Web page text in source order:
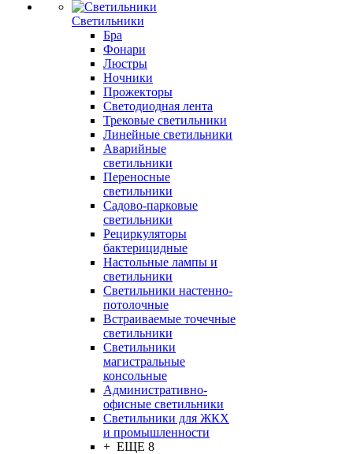
Светильники
Бра
Фонари
Люстры
Ночники
Прожекторы
Светодиодная лента
Трековые светильники
Линейные светильники
Аварийные
светильники
Переносные
светильники
Садово-парковые
светильники
Рециркуляторы
бактерицидные
Настольные лампы и
светильники
Светильники настенно-
потолочные
Встраиваемые точечные
светильники
Светильники
магистральные
консольные
Административно-
офисные светильники
Светильники для ЖКХ
и промышленности
+ ЕЩЕ 8